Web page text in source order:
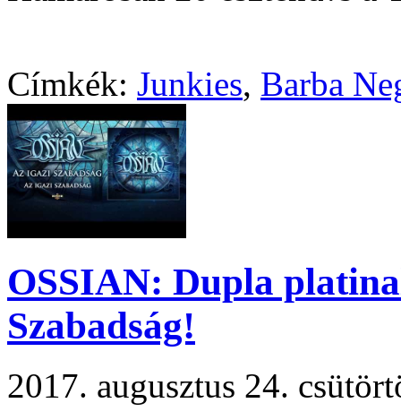
Címkék: Junkies, Barba
OSSIAN: Dupla
Szabadság!
2017. augusztus 24.